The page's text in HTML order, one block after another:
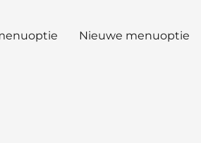
Nieuwe menuoptie